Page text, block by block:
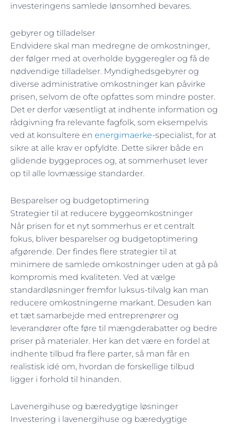
investeringens samlede lønsomhed bevares.
gebyrer og tilladelser
Endvidere skal man medregne de omkostninger,
der følger med at overholde byggeregler og få de
nødvendige tilladelser. Myndighedsgebyrer og
diverse administrative omkostninger kan påvirke
prisen, selvom de ofte opfattes som mindre poster.
Det er derfor væsentligt at indhente information og
rådgivning fra relevante fagfolk, som eksempelvis
ved at konsultere en energimaerke-specialist, for at
sikre at alle krav er opfyldte. Dette sikrer både en
glidende byggeproces og, at sommerhuset lever
op til alle lovmæssige standarder.
Besparelser og budgetoptimering
Strategier til at reducere byggeomkostninger
Når prisen for et nyt sommerhus er et centralt
fokus, bliver besparelser og budgetoptimering
afgørende. Der findes flere strategier til at
minimere de samlede omkostninger uden at gå på
kompromis med kvaliteten. Ved at vælge
standardløsninger fremfor luksus-tilvalg kan man
reducere omkostningerne markant. Desuden kan
et tæt samarbejde med entreprenører og
leverandører ofte føre til mængderabatter og bedre
priser på materialer. Her kan det være en fordel at
indhente tilbud fra flere parter, så man får en
realistisk idé om, hvordan de forskellige tilbud
ligger i forhold til hinanden.
Lavenergihuse og bæredygtige løsninger
Investering i lavenergihuse og bæredygtige